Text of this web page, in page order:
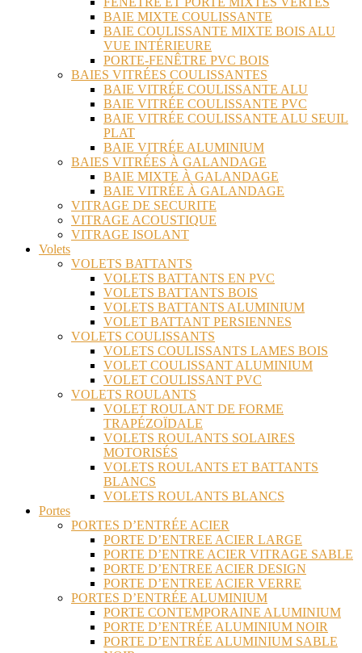
BAIE MIXTE COULISSANTE
BAIE COULISSANTE MIXTE BOIS ALU
VUE INTÉRIEURE
PORTE-FENÊTRE PVC BOIS
BAIES VITRÉES COULISSANTES
BAIE VITRÉE COULISSANTE ALU
BAIE VITRÉE COULISSANTE PVC
BAIE VITRÉE COULISSANTE ALU SEUIL
PLAT
BAIE VITRÉE ALUMINIUM
BAIES VITRÉES À GALANDAGE
BAIE MIXTE À GALANDAGE
BAIE VITRÉE À GALANDAGE
VITRAGE DE SECURITE
VITRAGE ACOUSTIQUE
VITRAGE ISOLANT
Volets
VOLETS BATTANTS
VOLETS BATTANTS EN PVC
VOLETS BATTANTS BOIS
VOLETS BATTANTS ALUMINIUM
VOLET BATTANT PERSIENNES
VOLETS COULISSANTS
VOLETS COULISSANTS LAMES BOIS
VOLET COULISSANT ALUMINIUM
VOLET COULISSANT PVC
VOLETS ROULANTS
VOLET ROULANT DE FORME
TRAPÉZOÏDALE
VOLETS ROULANTS SOLAIRES
MOTORISÉS
VOLETS ROULANTS ET BATTANTS
BLANCS
VOLETS ROULANTS BLANCS
Portes
PORTES D’ENTRÉE ACIER
PORTE D’ENTREE ACIER LARGE
PORTE D’ENTRE ACIER VITRAGE SABLE
PORTE D’ENTREE ACIER DESIGN
PORTE D’ENTREE ACIER VERRE
PORTES D’ENTRÉE ALUMINIUM
PORTE CONTEMPORAINE ALUMINIUM
PORTE D’ENTRÉE ALUMINIUM NOIR
PORTE D’ENTRÉE ALUMINIUM SABLE